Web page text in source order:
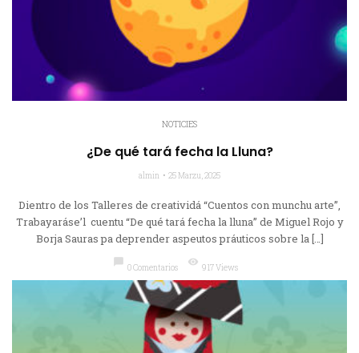
NOTICIES
¿De qué tará fecha la Lluna?
almin 25 Marzu, 2025
Dientro de los Talleres de creatividá “Cuentos con munchu arte”,
Trabayaráse’l cuentu “De qué tará fecha la lluna” de Miguel Rojo y
Borja Sauras pa deprender aspeutos práuticos sobre la […]
chat_bubble
0 Comentarios
visibility
917 Views